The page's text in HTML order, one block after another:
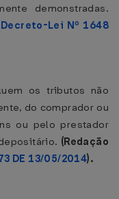
demonstradas.
Decreto-Lei Nº 1648
os tributos não
do comprador ou
ou pelo prestador
(Redação
DE 13/05/2014).